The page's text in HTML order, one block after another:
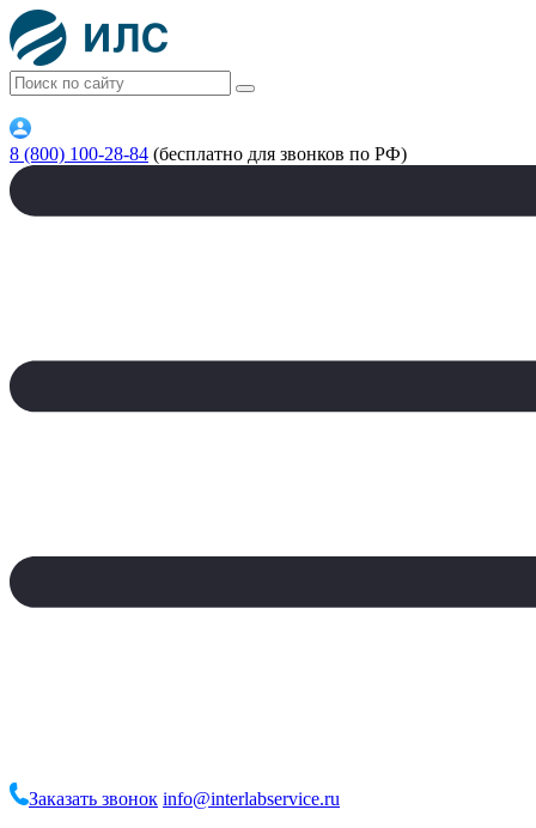
8 (800) 100-28-84 (бесплатно для звонков по РФ)
Заказать звонок info@interlabservice.ru